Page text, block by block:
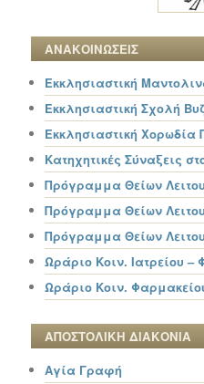
ΑΝΑΚΟΙΝΩΣΕΙΣ
Εκκλησιαστική
Εκκλησιαστική Σχολή
Εκκλησιαστική
Κατηχητικές Σύναξεις
Πρόγραμμα Θείων
Πρόγραμμα Θείων
Πρόγραμμα Θείων
Ωράριο Κοιν. Ιατρείου
Ωράριο Κοιν.
ΑΠΟΣΤΟΛΙΚΗ ΔΙΑΚΟΝΙΑ
Αγία Γραφή